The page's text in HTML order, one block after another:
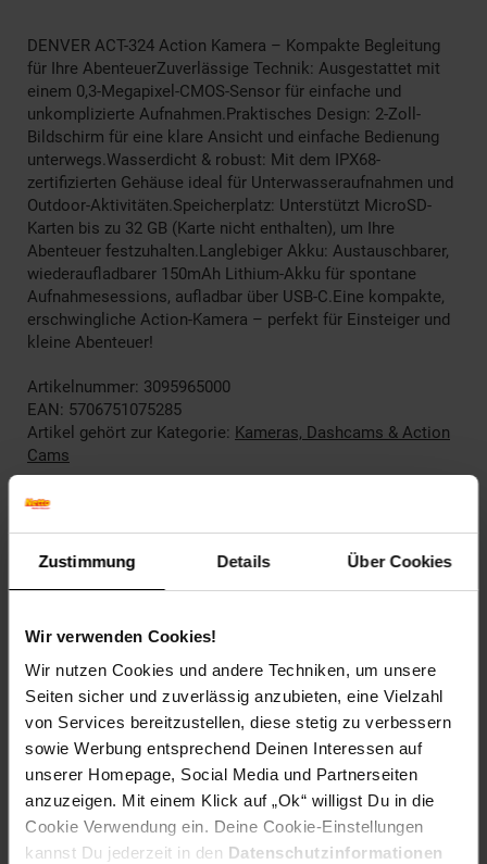
Zustimmung Details Über Cookies
Wir verwenden Cookies!
Wir nutzen Cookies und andere Techniken, um unsere
Seiten sicher und zuverlässig anzubieten, eine Vielzahl
von Services bereitzustellen, diese stetig zu verbessern
sowie Werbung entsprechend Deinen Interessen auf
unserer Homepage, Social Media und Partnerseiten
anzuzeigen. Mit einem Klick auf „Ok“ willigst Du in die
Cookie Verwendung ein. Deine Cookie-Einstellungen
kannst Du jederzeit in den Datenschutzinformationen
DENVER ACT-324 Action Kamera – Kompakte Begleitung
für Ihre AbenteuerZuverlässige Technik: Ausgestattet mit
einem 0,3-Megapixel-CMOS-Sensor für einfache und
unkomplizierte Aufnahmen.Praktisches Design: 2-Zoll-
Bildschirm für eine klare Ansicht und einfache Bedienung
unterwegs.Wasserdicht & robust: Mit dem IPX68-
zertifizierten Gehäuse ideal für Unterwasseraufnahmen und
Outdoor-Aktivitäten.Speicherplatz: Unterstützt MicroSD-
Karten bis zu 32 GB (Karte nicht enthalten), um Ihre
Abenteuer festzuhalten.Langlebiger Akku: Austauschbarer,
wiederaufladbarer 150mAh Lithium-Akku für spontane
Aufnahmesessions, aufladbar über USB-C.Eine kompakte,
erschwingliche Action-Kamera – perfekt für Einsteiger und
kleine Abenteuer!
Artikelnummer: 3095965000
EAN: 5706751075285
Artikel gehört zur Kategorie: Kameras, Dashcams & Action
Cams
Versandinformationen
Herstellerinformationen
Altgeräterücknahme
Fußzeile
Weitere Online-Angebote